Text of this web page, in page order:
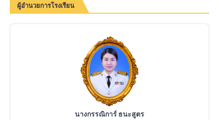
ผู้อำนวยการโรงเรียน
นางกรรณิการ์ ธนะสูตร